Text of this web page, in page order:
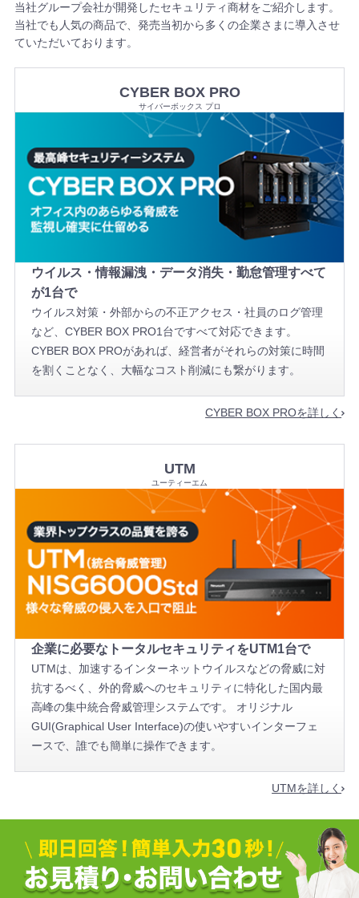
当社グループ会社が開発したセキュリティ商材をご紹介します。
当社でも人気の商品で、発売当初から多くの企業さまに導入させ
ていただいております。
CYBER BOX PRO
サイバーボックス プロ
ウイルス・情報漏洩・データ消失・勤怠管理すべて
が1台で
ウイルス対策・外部からの不正アクセス・社員のログ管理
など、CYBER BOX PRO1台ですべて対応できます。
CYBER BOX PROがあれば、経営者がそれらの対策に時間
を割くことなく、大幅なコスト削減にも繋がります。
CYBER BOX PROを詳しく
UTM
ユーティーエム
企業に必要なトータルセキュリティをUTM1台で
UTMは、加速するインターネットウイルスなどの脅威に対
抗するべく、外的脅威へのセキュリティに特化した国内最
高峰の集中統合脅威管理システムです。 オリジナル
GUI(Graphical User Interface)の使いやすいインターフェ
ースで、誰でも簡単に操作できます。
UTMを詳しく